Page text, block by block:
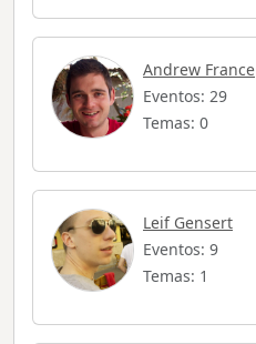
Andrew France
Eventos: 29
Temas: 0
Leif Gensert
Eventos: 9
Temas: 1